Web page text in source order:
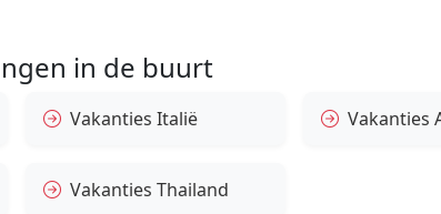
in de buurt
Vakanties Italië Vakanties
Vakanties Thailand